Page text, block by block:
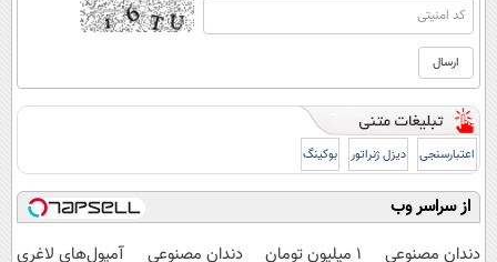
اعتبارسنجی دیزل ژنراتور بوکینگ
از سراسر وب
دندان مصنوعی
۱ میلیون تومان
دندان مصنوعی
آمپول‌های لاغری